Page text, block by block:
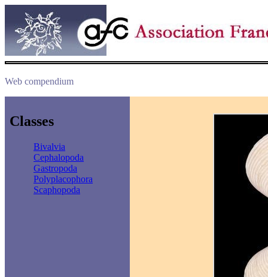
Web compendium
Classes
Bivalvia
Cephalopoda
Gastropoda
Polyplacophora
Scaphopoda